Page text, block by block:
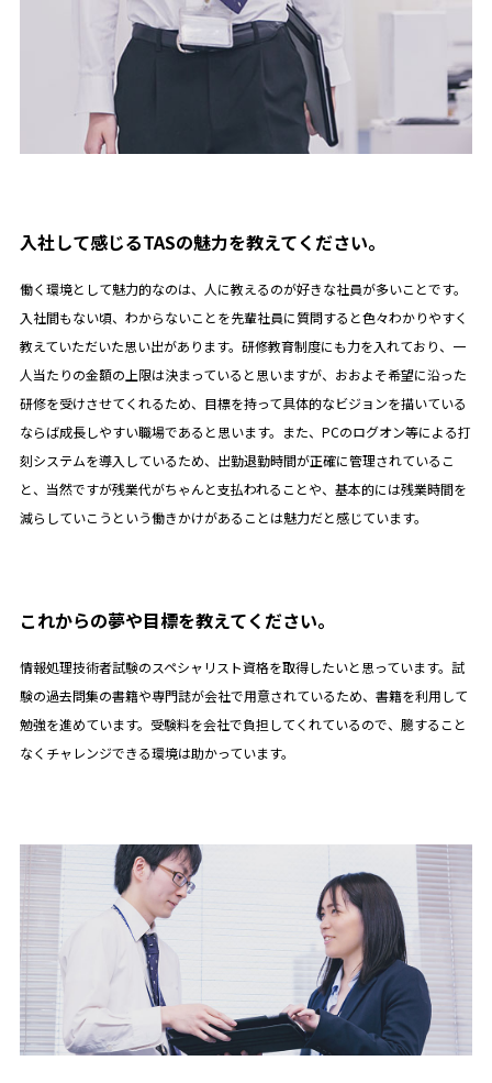
入社して感じるTASの魅力を教えてください。
働く環境として魅力的なのは、人に教えるのが好きな社員が多いことです。
入社間もない頃、わからないことを先輩社員に質問すると色々わかりやすく
教えていただいた思い出があります。研修教育制度にも力を入れており、一
人当たりの金額の上限は決まっていると思いますが、おおよそ希望に沿った
研修を受けさせてくれるため、目標を持って具体的なビジョンを描いている
ならば成長しやすい職場であると思います。また、PCのログオン等による打
刻システムを導入しているため、出勤退勤時間が正確に管理されているこ
と、当然ですが残業代がちゃんと支払われることや、基本的には残業時間を
減らしていこうという働きかけがあることは魅力だと感じています。
これからの夢や目標を教えてください。
情報処理技術者試験のスペシャリスト資格を取得したいと思っています。試
験の過去問集の書籍や専門誌が会社で用意されているため、書籍を利用して
勉強を進めています。受験料を会社で負担してくれているので、臆すること
なくチャレンジできる環境は助かっています。